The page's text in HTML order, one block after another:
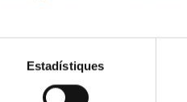
Estadístiques